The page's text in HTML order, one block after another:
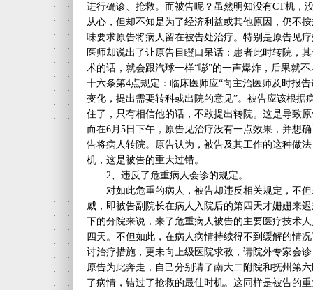
进行确诊、抢救。而被告呢？虽然明知没有CT机，
从心，但却不知是为了经济利益或其他原因，仍不
味要求原告将病人留在被告处治疗。特别是原告见
医师却说出了让原告目瞪口呆话：患者此时转院，
术的话，就会跟汽球一样“嘭”的一声爆炸，后果就
十六条第4点规定：临床医师应“向主治医师及时报
变化，提出需要转科或出院的意见”。被告应该根据
住了，只有相信他的话，不敢提出转院。这是导致
而在6月5日下午，原告见治疗没有一点效果，并想
告将病人转院。原告认为，被告及其工作的这种做
机，这是被告的重大过错。
2、违反了危重病人会诊的规定。
对如此危重的病人，被告却违反相关规定，不但
威，即被告副院长在病人入院后的第四天才姗姗来
下的分院来说，来了危重病人被告的主要医疗技术
四天。不但如此，在病人病情持续得不到缓解的情
讨治疗措施，更未向上级医院求教，请院外专家会
原告为此奔走，自己分别请了南大二附院和抚州第
了病情，错过了抢救的最佳时机。这同样是被告的